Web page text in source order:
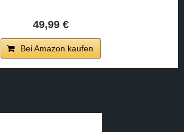
49,99 €
Bei Amazon kaufen